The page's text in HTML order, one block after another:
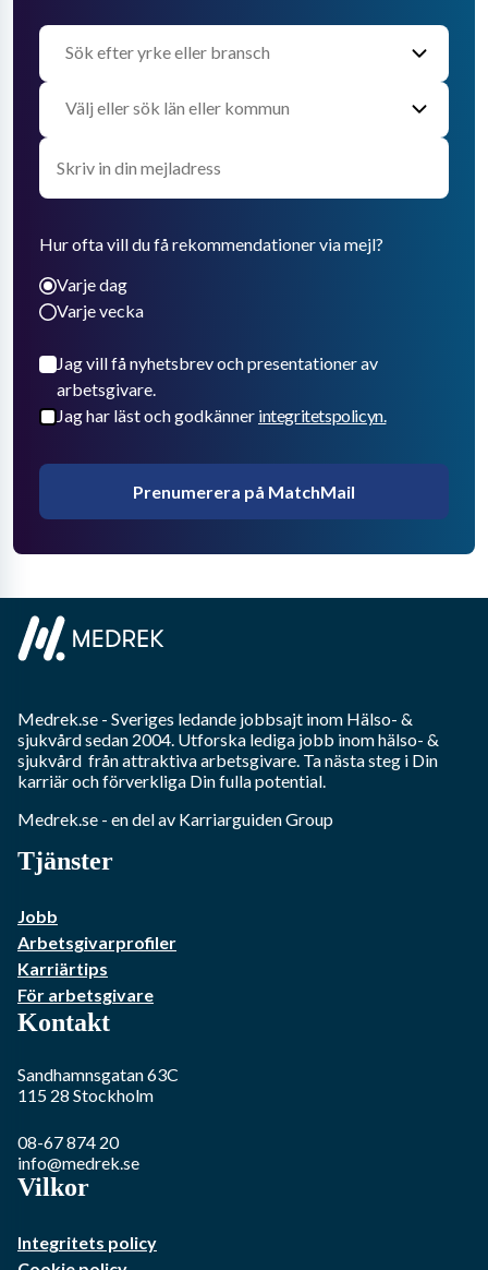
Hur ofta vill du få rekommendationer via mejl?
Varje dag
Varje vecka
Jag vill få nyhetsbrev och presentationer av
arbetsgivare.
Jag har läst och godkänner integritetspolicyn.
Prenumerera på MatchMail
Medrek.se - Sveriges ledande jobbsajt inom Hälso- &
sjukvårdsedan 2004. Utforska lediga jobb inomhälso- &
sjukvård från attraktiva arbetsgivare. Ta nästa steg i Din
karriär och förverkliga Din fulla potential.
Medrek.se - en del av Karriarguiden Group
Tjänster
Jobb
Arbetsgivarprofiler
Karriärtips
För arbetsgivare
Kontakt
Sandhamnsgatan 63C
115 28 Stockholm
08-67 874 20
info@medrek.se
Vilkor
Integritets policy